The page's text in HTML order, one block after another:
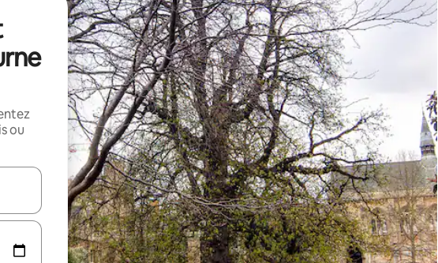
ou
vers le haut et vers le bas pour les parcourir ou en appuyant et en faisant glisser.